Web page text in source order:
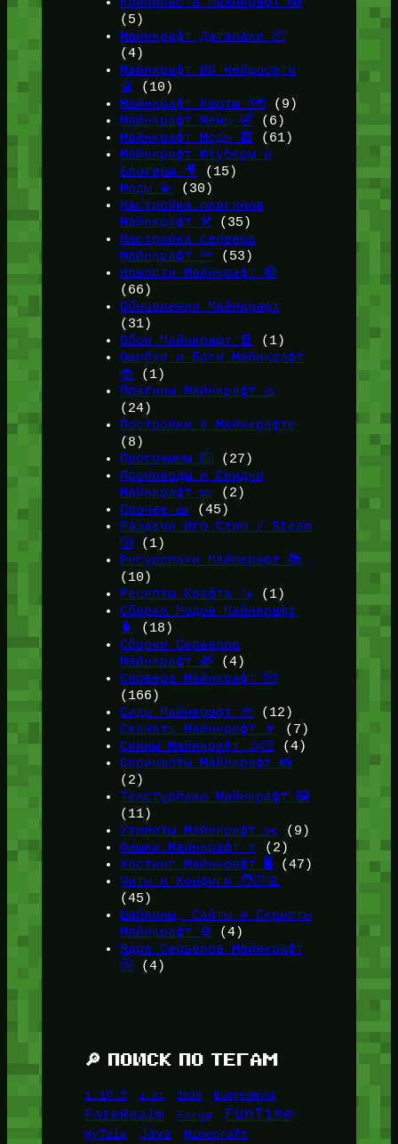
Крипипаста Майнкрафт 😱
(5)
Майнкрафт Датапаки 📦
(4)
Майнкрафт ИИ Нейросети
🤖
(10)
Майнкрафт Карты 🗺️(9)
Майнкрафт Мемы 🤣 (6)
Майнкрафт Моды 🟩 (61)
Майнкрафт Ютуберы и
Блогеры 🎥
(15)
Моды 💫
(30)
Настройка плагинов
Майнкрафт ⚒️(35)
Настройка сервера
Майнкрафт 🔦 (53)
Новости Майнкрафт 🔴
(66)
Обновления Майнкрафт
(31)
Обои Майнкрафт 📔
(1)
Ошибки и Баги Майнкрафт
🐞(1)
Плагины Майнкрафт ♨️
(24)
Постройки в Майнкрафте
(8)
Программы ⌨️(27)
Промокоды и Скидки
Майнкрафт 🎫
(2)
Прочее 🧱 (45)
Раздачи Игр Стим / Steam
🎲 (1)
Ресурспаки Майнкрафт 📚
(10)
Рецепты Крафта 🪚 (1)
Сборки Модов Майнкрафт
🧳
(18)
Сборки Серверов
Майнкрафт 🎁 (4)
Сервера Майнкрафт 🛜
(166)
Сиды Майнкрафт 🌱
(12)
Скачать Майнкрафт 🔽
(7)
Скины Майнкрафт 🤹🏻
(4)
Скриншоты Майнкрафт 📸
(2)
Текстурпаки Майнкрафт 🖼️
(11)
Утилиты Майнкрафт ✂️ (9)
Фишки Майнкрафт ⭐(2)
Хостинг Майнкрафт 🖥️ (47)
Читы и Конфиги 🧑🏻‍💻
(45)
Шаблоны, Сайты и Скрипты
Майнкрафт ⚙️ (4)
Ядра Серверов Майнкрафт
🚰(4)
🔎 ПОИСК ПО ТЕГАМ
1.16.5 1.21 2026 BungeeHost
FateRealm Forge FunTime
HyTale Java Minecraft